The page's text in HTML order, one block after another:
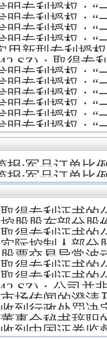
明专利授权：“
明专利授权：“
明专利授权：
明专利授权：“
用新型专利授
：取得专
明专利授权：“
明专利授权：
方法”
明专利授权：
明专利授权：
明专利授权：
明专利授权：
报:军品订单比
报:军品订单比
得专利证书的
股股东部分股
得专利证书的
际控制人部分
票交易异常波
得专利证书的
得专利证书的
：公司并
场传闻的澄清
到行政处罚决
事会秘书辞职
到中国证券